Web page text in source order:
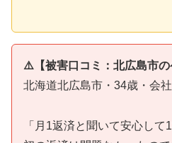
⚠️【被害口コミ：北広島市の
北海道北広島市・34歳・会
「月1返済と聞いて安心し